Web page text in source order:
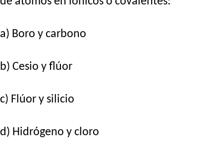
a) Boro y carbono
b) Cesio y flúor
c) Flúor y silicio
d) Hidrógeno y cloro